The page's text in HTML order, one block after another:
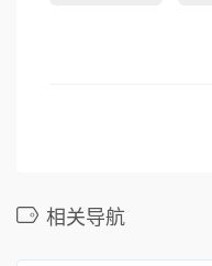
相关导航